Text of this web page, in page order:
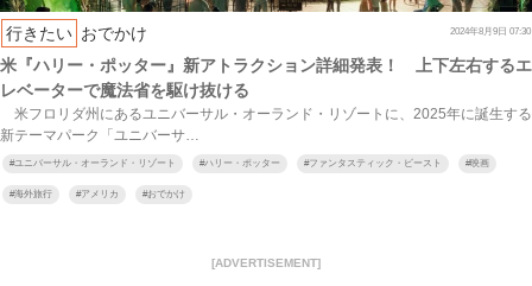
行きたい おでかけ 2024年8月9日 07:30
米『ハリー・ポッター』新アトラクション詳細発表！ 上下左右するエ
レベーターで魔法省を駆け抜ける
米フロリダ州にあるユニバーサル・オーランド・リゾートに、2025年に誕生する
新テーマパーク「ユニバーサ…
#ユニバーサル・オーランド・リゾート #ハリー・ポッター #ファンタスティック・ビースト #映画
#海外旅行 #アメリカ #おでかけ
[ADVERTISEMENT]